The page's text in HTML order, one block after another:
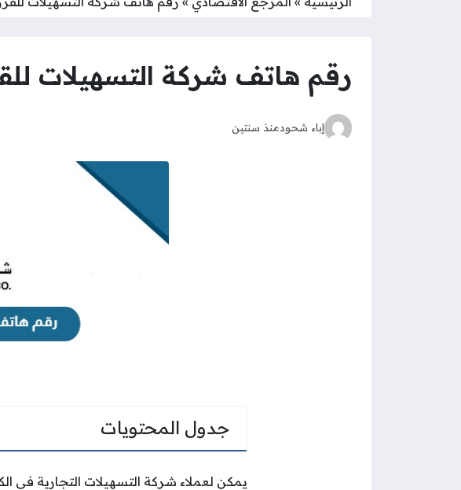
رقم هاتف شركة التسهيلات
إباء شحودمنذ سنتين
جدول المحتويات
يمكن لعملاء شركة التسهيلات التجارية في